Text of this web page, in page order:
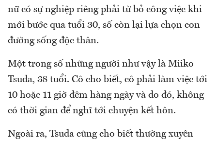
nữ có sự nghiệp riêng phải từ bỏ công việc khi
mới bước qua tuổi 30, số còn lại lựa chọn con
đường sống độc thân.
Một trong số những người như vậy là Miiko
Tsuda, 38 tuổi. Cô cho biết, cô phải làm việc tới
10 hoặc 11 giờ đêm hàng ngày và do đó, không
có thời gian để nghĩ tới chuyện kết hôn.
Ngoài ra, Tsuda cũng cho biết thường xuyên